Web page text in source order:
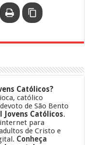
Católicos?
católico
de São Bento
Jovens Católicos.
para
de Cristo e
Conheça